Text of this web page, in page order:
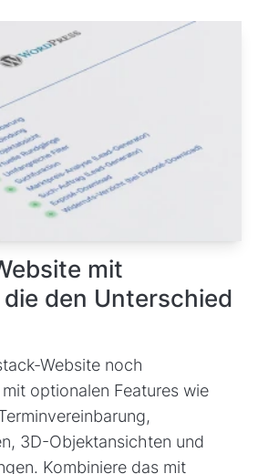
mit
den Unterschied
Website noch
optionalen Features wie
3D-Objektansichten und
Kombiniere das mit